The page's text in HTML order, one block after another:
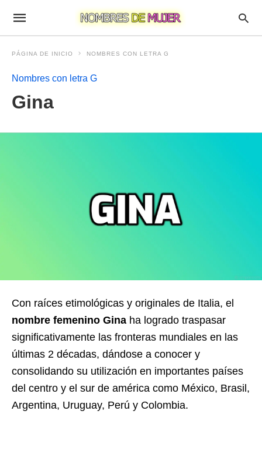
PÁGINA DE INICIO NOMBRES CON LETRA G
Nombres con letra G
Gina
Con raíces etimológicas y originales de Italia, el
nombre femenino Gina ha logrado traspasar
significativamente las fronteras mundiales en las
últimas 2 décadas, dándose a conocer y
consolidando su utilización en importantes países
del centro y el sur de américa como México, Brasil,
Argentina, Uruguay, Perú y Colombia.